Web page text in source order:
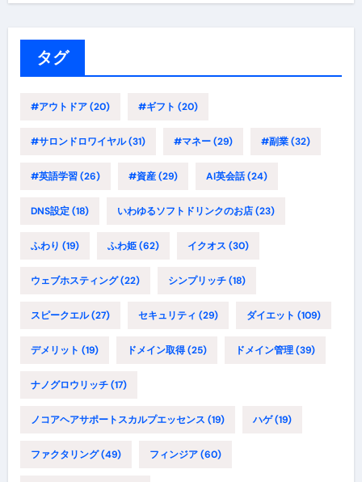
タグ
#アウトドア(20) #ギフト (20)
#サロンドロワイヤル(31) #マネー(29) #副業(32)
#英語学習(26) #資産(29) AI英会話(24)
DNS設定(18) いわゆるソフトドリンクのお店(23)
ふわり (19) ふわ姫(62) イクオス (30)
ウェブホスティング(22) シンプリッチ(18)
スピークエル(27) セキュリティ (29) ダイエット (109)
デメリット (19) ドメイン取得(25) ドメイン管理(39)
ナノグロウリッチ(17)
ノコアヘアサポートスカルプエッセンス (19) ハゲ(19)
ファクタリング(49) フィンジア(60)